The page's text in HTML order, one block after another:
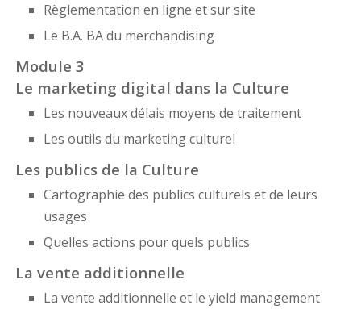
Règlementation en ligne et sur site
Le B.A. BA du merchandising
Module 3
Le marketing digital dans la Culture
Les nouveaux délais moyens de traitement
Les outils du marketing culturel
Les publics de la Culture
Cartographie des publics culturels et de leurs
usages
Quelles actions pour quels publics
La vente additionnelle
La vente additionnelle et le yield management